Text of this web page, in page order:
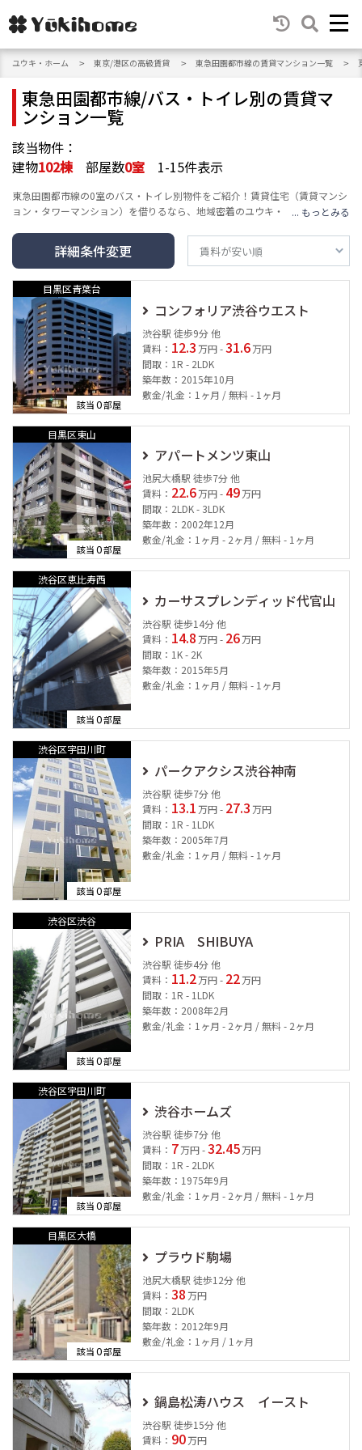
ユウキ・ホーム 東京/港区の高級賃貸 東急田園都市線の賃貸マンション一覧
東急田園都市線/バス・トイレ別の賃貸マ
ンション一覧
該当物件：
建物102棟部屋数0室 1-15件表示
東急田園都市線の0室のバス・トイレ別物件をご紹介！賃貸住宅（賃貸マンシ
ョン・タワーマンション）を借りるなら、地域密着のユウキ・ホームへ。エ
貸マンション情報をお届けし、あなたの賃貸情報探し・お家探しをサポート
目黒区青葉台
該当0部屋
コンフォリア渋谷ウエスト
渋谷駅 徒歩9分 他
賃料： 12.3 万円 -31.6 万円
間取：1R - 2LDK
築年数：2015年10月
敷金/礼金：1ヶ月 / 無料 - 1ヶ月
目黒区東山
該当0部屋
アパートメンツ東山
池尻大橋駅 徒歩7分 他
賃料： 22.6 万円 - 49 万円
間取：2LDK - 3LDK
築年数：2002年12月
敷金/礼金：1ヶ月 - 2ヶ月 / 無料 - 1ヶ月
渋谷区恵比寿西
該当0部屋
カーサスプレンディッド代官山
渋谷駅 徒歩14分 他
賃料： 14.8 万円 - 26 万円
間取：1K - 2K
築年数：2015年5月
敷金/礼金：1ヶ月 / 無料 - 1ヶ月
渋谷区宇田川町
該当0部屋
パークアクシス渋谷神南
渋谷駅 徒歩7分 他
賃料： 13.1 万円 - 27.3 万円
間取：1R - 1LDK
築年数：2005年7月
敷金/礼金：1ヶ月 / 無料 - 1ヶ月
渋谷区渋谷
該当0部屋
PRIA SHIBUYA
渋谷駅 徒歩4分 他
賃料： 11.2 万円 - 22 万円
間取：1R - 1LDK
築年数：2008年2月
敷金/礼金：1ヶ月 - 2ヶ月 / 無料 - 2ヶ月
渋谷区宇田川町
該当0部屋
渋谷ホームズ
渋谷駅 徒歩7分 他
賃料： 7 万円 -32.45 万円
間取：1R - 2LDK
築年数：1975年9月
敷金/礼金：1ヶ月 - 2ヶ月 / 無料 - 1ヶ月
目黒区大橋
該当0部屋
プラウド駒場
池尻大橋駅 徒歩12分 他
賃料： 38 万円
間取：2LDK
築年数：2012年9月
敷金/礼金：1ヶ月 / 1ヶ月
鍋島松涛ハウス イースト
渋谷駅 徒歩15分 他
賃料： 90 万円
詳細条件変更